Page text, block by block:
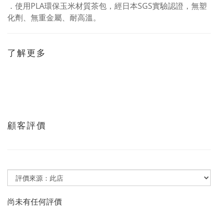
．使用PLA環保玉米材質茶包，經日本SGS實驗認證，無塑
化劑、無重金屬、耐高溫。
了解更多
顧客評價
尚未有任何評價